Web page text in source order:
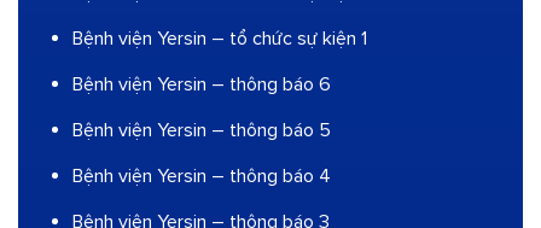
Bệnh viện Yersin – tổ chức sự kiện 1
Bệnh viện Yersin – thông báo 6
Bệnh viện Yersin – thông báo 5
Bệnh viện Yersin – thông báo 4
Bệnh viện Yersin – thông báo 3